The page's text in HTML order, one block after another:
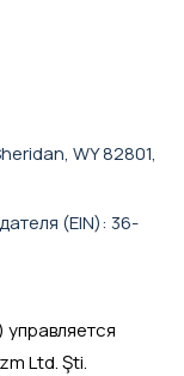
WY 82801,
(EIN): 36-
Ltd. Şti.